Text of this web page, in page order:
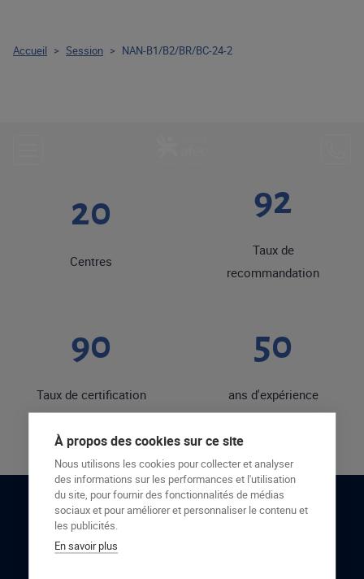
20
Centres
92
Taux de
recommandation
90
Taux de certification
50
ans d'expérience
RESTONS EN CONTACT
Accueil > Session > NAN-B1/B2/BR/BC-24-2
À propos des cookies sur ce site
Nous utilisons les cookies pour collecter et analyser
des informations sur les performances et l'utilisation
du site, pour fournir des fonctionnalités de médias
sociaux et pour améliorer et personnaliser le contenu et
les publicités.
En savoir plus